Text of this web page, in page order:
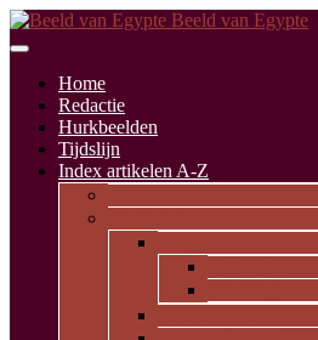
Beeld van Egypte
Home
Redactie
Hurkbeelden
Tijdslijn
Index artikelen A-Z